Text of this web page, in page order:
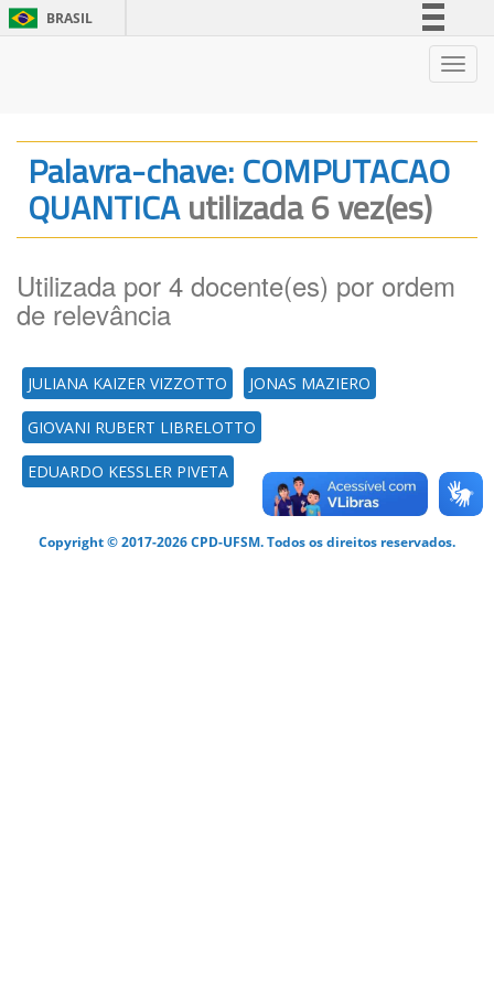
BRASIL
Legislação
Canais
Palavra-chave: COMPUTACAO
QUANTICAutilizada 6 vez(es)
Utilizada por 4 docente(es) por ordem
de relevância
JULIANA KAIZER VIZZOTTO JONAS MAZIERO
GIOVANI RUBERT LIBRELOTTO
EDUARDO KESSLER PIVETA
Copyright © 2017-2026 CPD-UFSM. Todos os direitos reservados.